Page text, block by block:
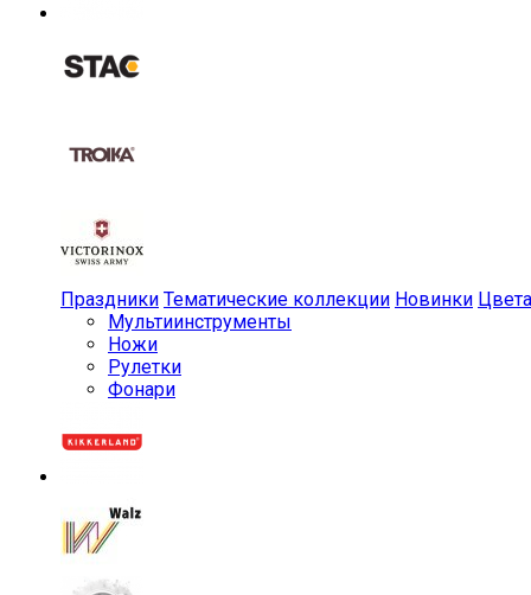
Праздники Тематические коллекции Новинки Цвета
Мульти­инструменты
Ножи
Рулетки
Фонари